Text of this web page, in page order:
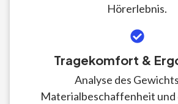
Hörerlebnis.
Tragekomfort &
Analyse des
Materialbeschaffenheit und